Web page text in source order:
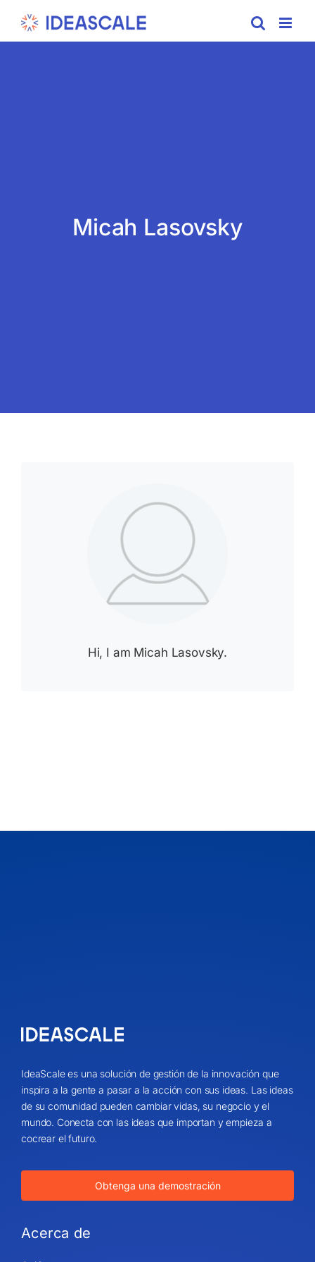
Micah Lasovsky
Hi, I am Micah Lasovsky.
IdeaScale es una solución de gestión de la innovación que
inspira a la gente a pasar a la acción con sus ideas. Las ideas
de su comunidad pueden cambiar vidas, su negocio y el
mundo. Conecta con las ideas que importan y empieza a
cocrear el futuro.
Obtenga una demostración
Acerca de